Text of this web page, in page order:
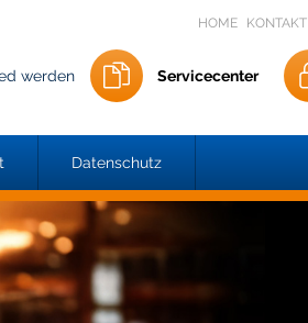
HOME KONTAKT
werden Servicecenter
Datenschutz